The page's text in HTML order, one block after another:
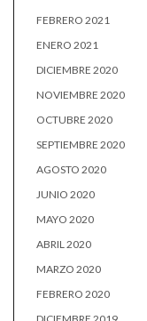
FEBRERO 2021
ENERO 2021
DICIEMBRE 2020
NOVIEMBRE 2020
OCTUBRE 2020
SEPTIEMBRE 2020
AGOSTO 2020
JUNIO 2020
MAYO 2020
ABRIL 2020
MARZO 2020
FEBRERO 2020